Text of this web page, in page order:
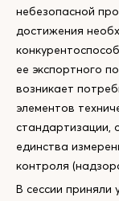
небезопасной
достижения
ее экспортного
возникает
элементов
стандартизации,
единства
контроля
В сессии приняли